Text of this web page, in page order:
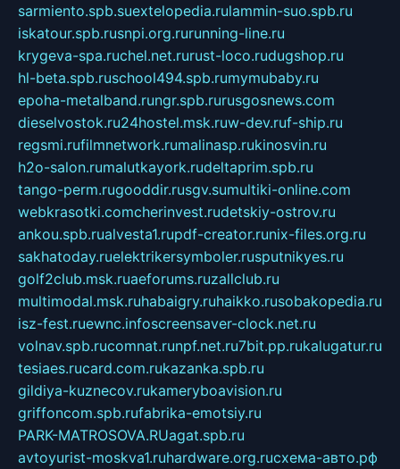
sarmiento.spb.suextelopedia.rulammin-suo.spb.ru
iskatour.spb.rusnpi.org.rurunning-line.ru
krygeva-spa.ruchel.net.rurust-loco.rudugshop.ru
hl-beta.spb.ruschool494.spb.rumymubaby.ru
epoha-metalband.rungr.spb.rurusgosnews.com
dieselvostok.ru24hostel.msk.ruw-dev.ruf-ship.ru
regsmi.rufilmnetwork.rumalinasp.rukinosvin.ru
h2o-salon.rumalutkayork.rudeltaprim.spb.ru
tango-perm.rugooddir.rusgv.sumultiki-online.com
webkrasotki.comcherinvest.rudetskiy-ostrov.ru
ankou.spb.rualvesta1.rupdf-creator.runix-files.org.ru
sakhatoday.ruelektrikersymboler.rusputnikyes.ru
golf2club.msk.ruaeforums.ruzallclub.ru
multimodal.msk.ruhabaigry.ruhaikko.rusobakopedia.ru
isz-fest.ruewnc.infoscreensaver-clock.net.ru
volnav.spb.rucomnat.runpf.net.ru7bit.pp.rukalugatur.ru
tesiaes.rucard.com.rukazanka.spb.ru
gildiya-kuznecov.rukameryboavision.ru
griffoncom.spb.rufabrika-emotsiy.ru
PARK-MATROSOVA.RUagat.spb.ru
avtoyurist-moskva1.ruhardware.org.ruсхема-авто.рф